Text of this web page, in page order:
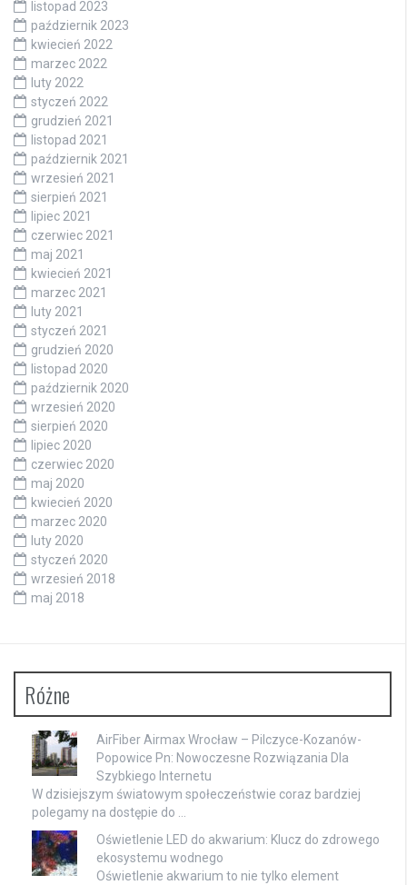
listopad 2023
październik 2023
kwiecień 2022
marzec 2022
luty 2022
styczeń 2022
grudzień 2021
listopad 2021
październik 2021
wrzesień 2021
sierpień 2021
lipiec 2021
czerwiec 2021
maj 2021
kwiecień 2021
marzec 2021
luty 2021
styczeń 2021
grudzień 2020
listopad 2020
październik 2020
wrzesień 2020
sierpień 2020
lipiec 2020
czerwiec 2020
maj 2020
kwiecień 2020
marzec 2020
luty 2020
styczeń 2020
wrzesień 2018
maj 2018
Różne
AirFiber Airmax Wrocław – Pilczyce-Kozanów-
Popowice Pn: Nowoczesne Rozwiązania Dla
Szybkiego Internetu
W dzisiejszym światowym społeczeństwie coraz bardziej
polegamy na dostępie do …
Oświetlenie LED do akwarium: Klucz do zdrowego
ekosystemu wodnego
Oświetlenie akwarium to nie tylko element